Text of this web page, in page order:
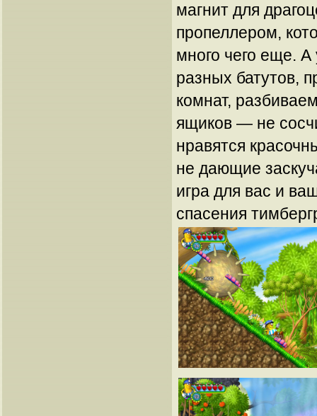
магнит для
пропеллером,
много чего еще. А
разных батутов,
комнат,
ящиков — не
нравятся
не дающие
игра для вас и
спасения